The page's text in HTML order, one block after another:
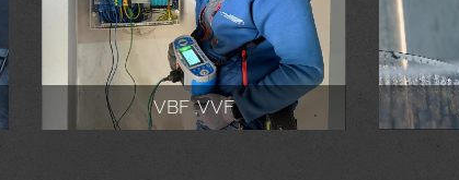
VBF ,VVF